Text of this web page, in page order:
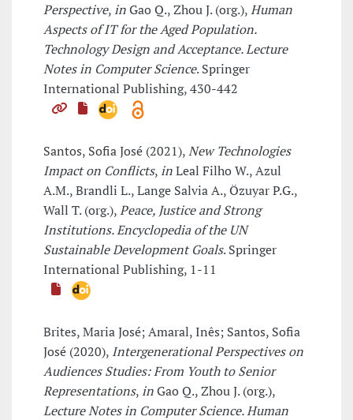
Perspective,inGao Q., Zhou J. (org.),Human
Aspects of IT for the Aged Population.
Technology Design and Acceptance. Lecture
Notes in Computer Science. Springer
International Publishing, 430-442
Santos, Sofia José (2021),New Technologies
Impact on Conflicts,inLeal Filho W., Azul
A.M., Brandli L., Lange Salvia A., Özuyar P.G.,
Wall T. (org.),Peace, Justice and Strong
Institutions. Encyclopedia of the UN
Sustainable Development Goals. Springer
International Publishing, 1-11
Brites, Maria José; Amaral, Inês; Santos, Sofia
José (2020), Intergenerational Perspectives on
Audiences Studies: From Youth to Senior
Representations,inGao Q., Zhou J. (org.),
Lecture Notes in Computer Science. Human